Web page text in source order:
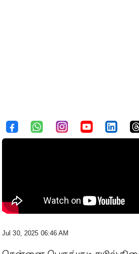
Jul 30, 2025 06:46 AM